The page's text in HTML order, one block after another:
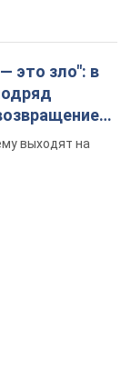
это зло": в
выходят на